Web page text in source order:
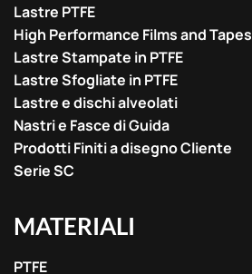
Lastre PTFE
High Performance Films and Tapes
Lastre Stampate in PTFE
Lastre Sfogliate in PTFE
Lastre e dischi alveolati
Nastri e Fasce di Guida
Prodotti Finiti a disegno Cliente
Serie SC
MATERIALI
PTFE